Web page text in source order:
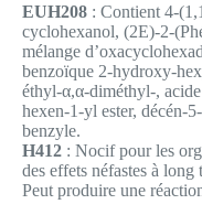
EUH208 : Contient 4-
cyclohexanol, (2E)-2-
mélange
benzoïque 2-hydroxy-
éthyl-α,α-diméthyl-,
hexen-1-yl ester, décén-
benzyle.
H412 : Nocif pour les
des effets néfastes à long
Peut produire une